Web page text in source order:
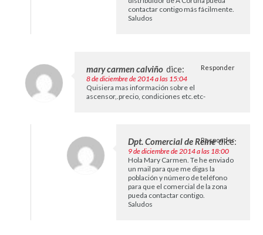
contactar contigo más fácilmente.
Saludos
mary carmen calviño dice:
8 de diciembre de 2014 a las 15:04
Quisiera mas información sobre el
ascensor,.precio, condiciones etc.etc-
Responder
Dpt. Comercial de Reine dice:
9 de diciembre de 2014 a las 18:00
Hola Mary Carmen. Te he enviado
un mail para que me digas la
población y número de teléfono
para que el comercial de la zona
pueda contactar contigo.
Saludos
Responder